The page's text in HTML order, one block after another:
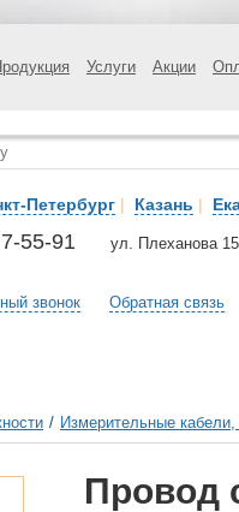
Услуги Акции
Петербург | Казань |
55-91 ул. Плеханова
звонок Обратная связь
/ Измерительные
Провод